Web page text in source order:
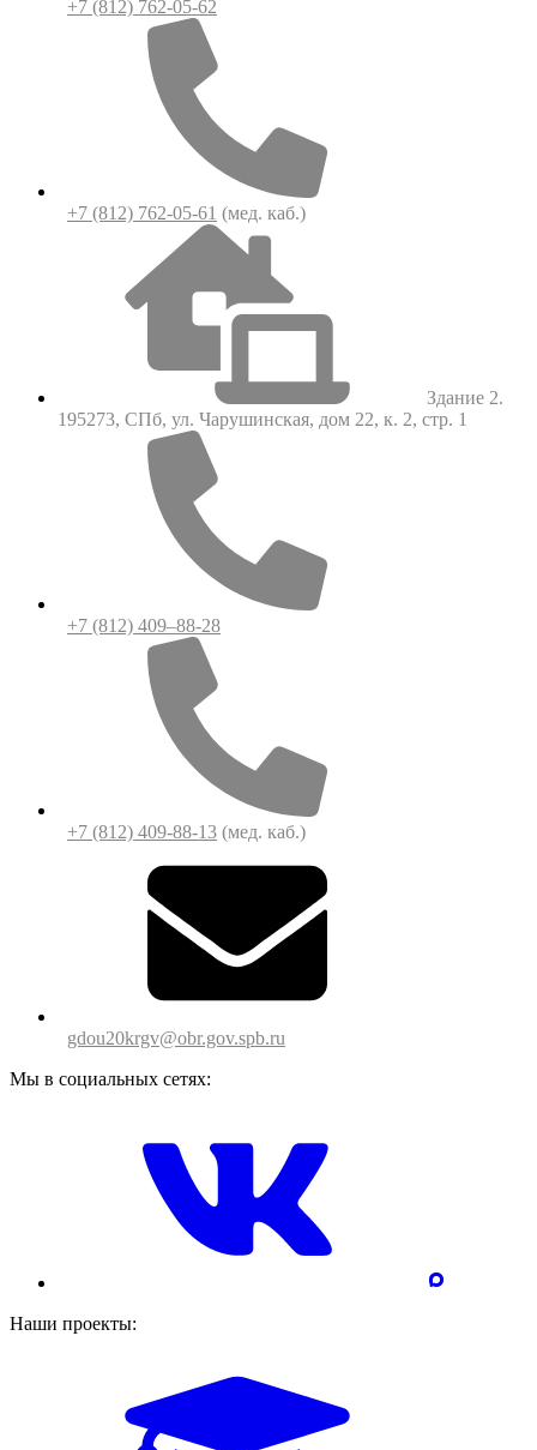
+7 (812) 762-05-62
+7 (812) 762-05-61 (мед. каб.)
Здание 2.
195273, СПб, ул. Чарушинская, дом 22, к. 2, стр. 1
+7 (812) 409–88-28
+7 (812) 409-88-13 (мед. каб.)
gdou20krgv@obr.gov.spb.ru
Мы в социальных сетях:
Наши проекты: